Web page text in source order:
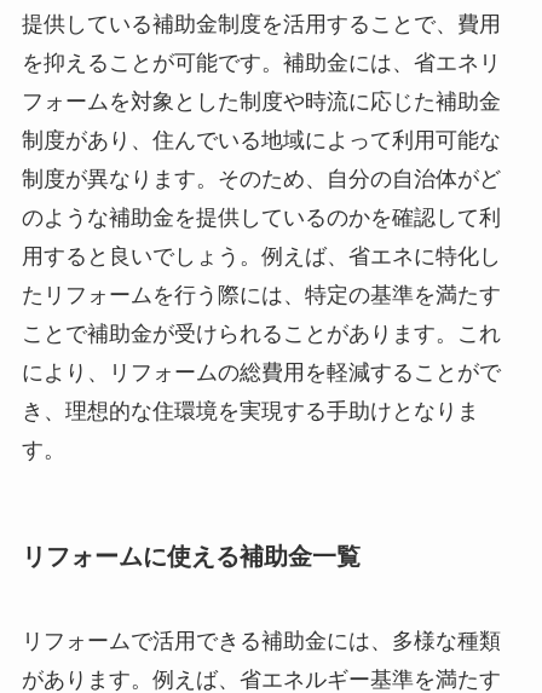
提供している補助金制度を活用することで、費用
を抑えることが可能です。補助金には、省エネリ
フォームを対象とした制度や時流に応じた補助金
制度があり、住んでいる地域によって利用可能な
制度が異なります。そのため、自分の自治体がど
のような補助金を提供しているのかを確認して利
用すると良いでしょう。例えば、省エネに特化し
たリフォームを行う際には、特定の基準を満たす
ことで補助金が受けられることがあります。これ
により、リフォームの総費用を軽減することがで
き、理想的な住環境を実現する手助けとなりま
す。
リフォームに使える補助金一覧
リフォームで活用できる補助金には、多様な種類
があります。例えば、省エネルギー基準を満たす